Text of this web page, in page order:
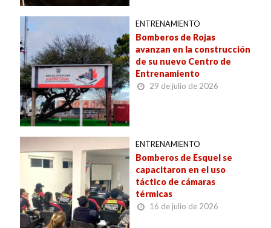
ENTRENAMIENTO
Bomberos de Rojas
avanzan en la construcción
de su nuevo Centro de
Entrenamiento
29 de julio de 2026
ENTRENAMIENTO
Bomberos de Esquel se
capacitaron en el uso
táctico de cámaras
térmicas
16 de julio de 2026